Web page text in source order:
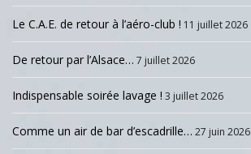
Le C.A.E. de retour à l’aéro-club ! 11 juillet 2026
De retour par l’Alsace… 7 juillet 2026
Indispensable soirée lavage ! 3 juillet 2026
Comme un air de bar d’escadrille… 27 juin 2026